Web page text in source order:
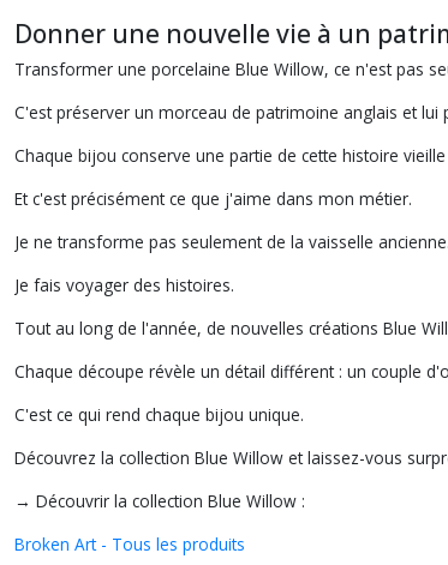
Donner une nouvelle vie à un
Transformer une porcelaine Blue Willow, ce n'est pas
C'est préserver un morceau de patrimoine anglais et
Chaque bijou conserve une partie de cette histoire
Et c'est précisément ce que j'aime dans mon métier.
Je ne transforme pas seulement de la vaisselle ancienne.
Je fais voyager des histoires.
Tout au long de l'année, de nouvelles créations Blue
Chaque découpe révèle un détail différent : un couple
C'est ce qui rend chaque bijou unique.
Découvrez la collection Blue Willow et laissez-vous
→ Découvrir la collection Blue Willow :
Broken Art - Tous les produits